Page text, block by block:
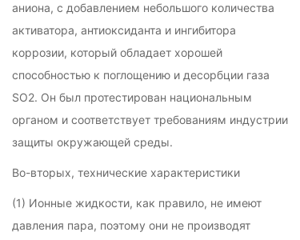
аниона, с добавлением небольшого количества
активатора, антиоксиданта и ингибитора
коррозии, который обладает хорошей
способностью к поглощению и десорбции газа
SO2. Он был протестирован национальным
органом и соответствует требованиям индустрии
защиты окружающей среды.
Во-вторых, технические характеристики
(1) Ионные жидкости, как правило, не имеют
давления пара, поэтому они не производят